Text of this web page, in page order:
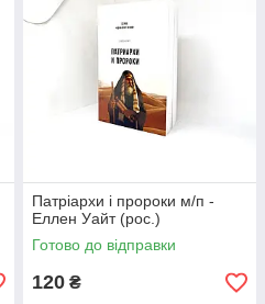
Патріархи і пророки м/п -
Еллен Уайт (рос.)
Готово до відправки
120 ₴